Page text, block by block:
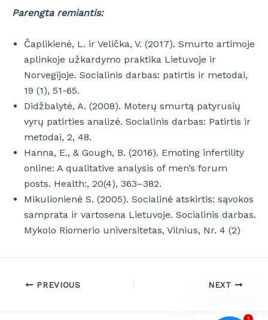
Parengta remiantis:
Čaplikienė, L. ir Velička, V. (2017). Smurto artimoje
aplinkoje užkardymo praktika Lietuvoje ir
Norvegijoje. Socialinis darbas: patirtis ir metodai,
19 (1), 51-65.
Didžbalytė, A. (2008). Moterų smurtą patyrusių
vyrų patirties analizė. Socialinis darbas: Patirtis ir
metodai, 2, 48.
Hanna, E., & Gough, B. (2016). Emoting infertility
online: A qualitative analysis of men’s forum
posts. Health:, 20(4), 363–382.
Mikulionienė S. (2005). Socialinė atskirtis: sąvokos
samprata ir vartosena Lietuvoje. Socialinis darbas.
Mykolo Riomerio universitetas, Vilnius, Nr. 4 (2)
PREVIOUS NEXT